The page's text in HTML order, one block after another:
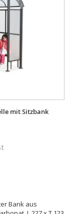
mit Sitzbank
Bank aus